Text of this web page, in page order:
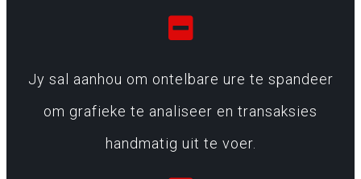
Jy sal aanhou om ontelbare ure te spandeer
om grafieke te analiseer en transaksies
handmatig uit te voer.